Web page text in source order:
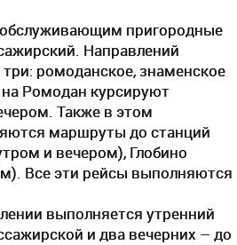
пригородные
Направлений
ромоданское, знаменское
Ромодан курсируют
Также в этом
маршруты до станций
и вечером), Глобино
Все эти рейсы выполняются
выполняется утренний
и два вечерних – до